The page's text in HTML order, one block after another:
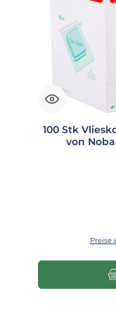
100 Stk
von
Preise